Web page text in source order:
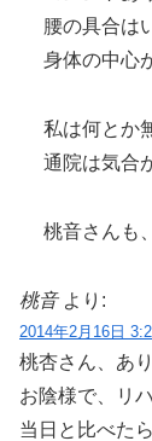
腰の具合は
身体の中心
私は何とか
通院は気合
桃音さんも
桃音 より:
2014年2月16日
桃杏さん、あ
お陰様で、リ
当日と比べたら